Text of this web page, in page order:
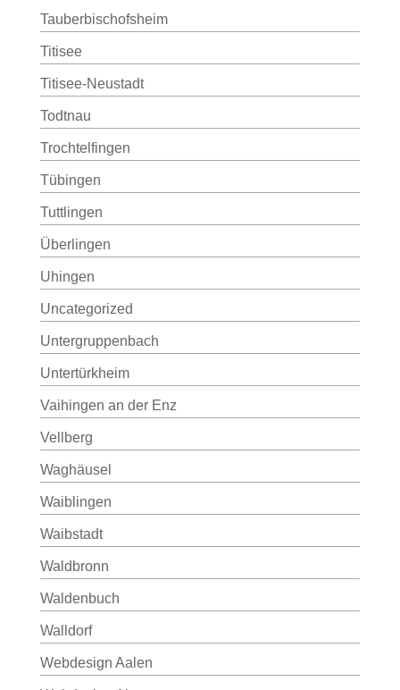
Tauberbischofsheim
Titisee
Titisee-Neustadt
Todtnau
Trochtelfingen
Tübingen
Tuttlingen
Überlingen
Uhingen
Uncategorized
Untergruppenbach
Untertürkheim
Vaihingen an der Enz
Vellberg
Waghäusel
Waiblingen
Waibstadt
Waldbronn
Waldenbuch
Walldorf
Webdesign Aalen